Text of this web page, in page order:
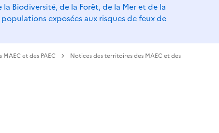
Biodiversité, de la Forêt, de la Mer et de la
exposées aux risques de feux de
et des PAEC
Notices des territoires des MAEC et des